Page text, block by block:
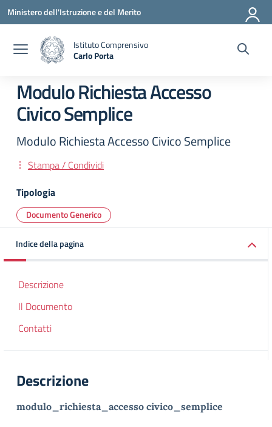
Vai ai contenuti
Vai al menu di navigazione
Vai al footer
Ministero dell'Istruzione e del Merito
Istituto Comprensivo
Carlo Porta
Modulo Richiesta Accesso
Civico Semplice
Modulo Richiesta Accesso Civico Semplice
Stampa / Condividi
Tipologia
Documento Generico
Indice della pagina
Descrizione
Il Documento
Contatti
Descrizione
modulo_richiesta_accesso civico_semplice